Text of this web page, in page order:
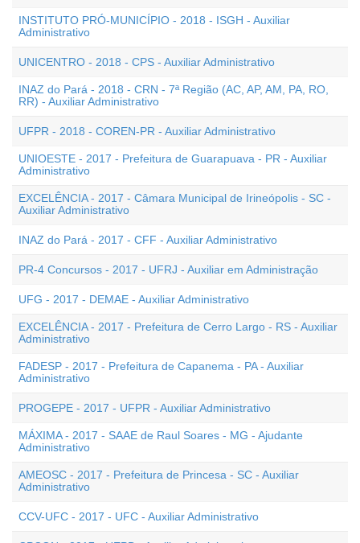
INSTITUTO PRÓ-MUNICÍPIO - 2018 - ISGH - Auxiliar
Administrativo
UNICENTRO - 2018 - CPS - Auxiliar Administrativo
INAZ do Pará - 2018 - CRN - 7ª Região (AC, AP, AM, PA, RO,
RR) - Auxiliar Administrativo
UFPR - 2018 - COREN-PR - Auxiliar Administrativo
UNIOESTE - 2017 - Prefeitura de Guarapuava - PR - Auxiliar
Administrativo
EXCELÊNCIA - 2017 - Câmara Municipal de Irineópolis - SC -
Auxiliar Administrativo
INAZ do Pará - 2017 - CFF - Auxiliar Administrativo
PR-4 Concursos - 2017 - UFRJ - Auxiliar em Administração
UFG - 2017 - DEMAE - Auxiliar Administrativo
EXCELÊNCIA - 2017 - Prefeitura de Cerro Largo - RS - Auxiliar
Administrativo
FADESP - 2017 - Prefeitura de Capanema - PA - Auxiliar
Administrativo
PROGEPE - 2017 - UFPR - Auxiliar Administrativo
MÁXIMA - 2017 - SAAE de Raul Soares - MG - Ajudante
Administrativo
AMEOSC - 2017 - Prefeitura de Princesa - SC - Auxiliar
Administrativo
CCV-UFC - 2017 - UFC - Auxiliar Administrativo